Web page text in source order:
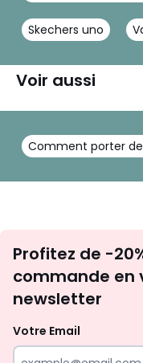
Skechers uno
Voir aussi
Comment porter
Profitez de -
commande en
newsletter
Votre Email